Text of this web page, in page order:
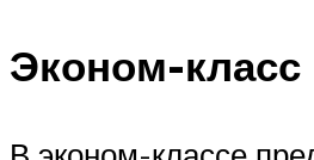
Эконом-класс